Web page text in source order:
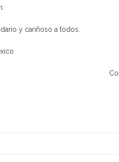
y cariñoso a todos.